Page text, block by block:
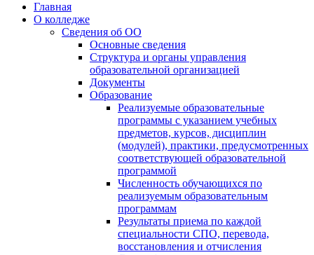
Главная
О колледже
Сведения об ОО
Основные сведения
Структура и органы управления
образовательной организацией
Документы
Образование
Реализуемые образовательные
программы с указанием учебных
предметов, курсов, дисциплин
(модулей), практики, предусмотренных
соответствующей образовательной
программой
Численность обучающихся по
реализуемым образовательным
программам
Результаты приема по каждой
специальности СПО, перевода,
восстановления и отчисления